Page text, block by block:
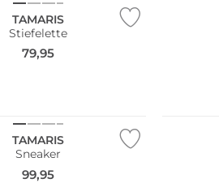
TAMARIS
Stiefelette
79,95
TAMARIS
Sneaker
99,95